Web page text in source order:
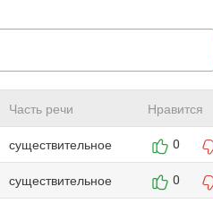
Часть речи Нравится
существительное 0
существительное 0